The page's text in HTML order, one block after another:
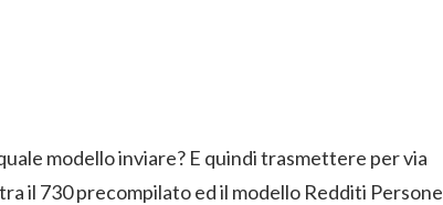
modello inviare? E quindi trasmettere per via
il 730 precompilato ed il modello Redditi Persone